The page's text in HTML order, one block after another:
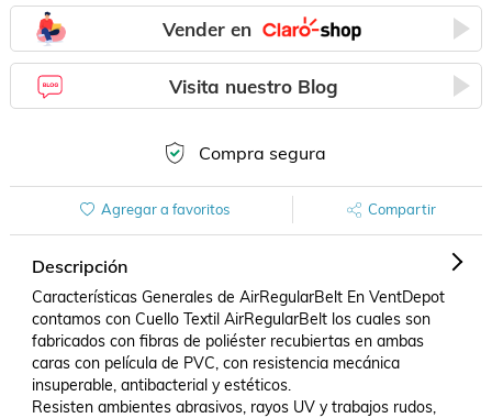
Vender en
Visita nuestro Blog
Compra segura
Agregar a favoritos Compartir
Descripción
Características Generales de AirRegularBelt En VentDepot
contamos con Cuello Textil AirRegularBelt los cuales son
fabricados con fibras de poliéster recubiertas en ambas
caras con película de PVC, con resistencia mecánica
insuperable, antibacterial y estéticos.
Resisten ambientes abrasivos, rayos UV y trabajos rudos,